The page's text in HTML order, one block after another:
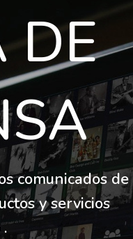
DE
comunicados de
y servicios
.